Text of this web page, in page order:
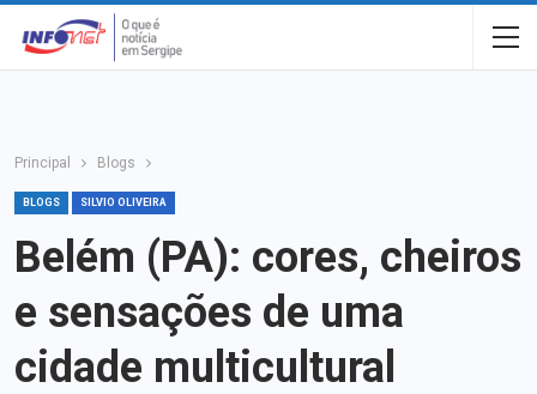
Principal Blogs
BLOGS SILVIO OLIVEIRA
Belém (PA): cores, cheiros
e sensações de uma
cidade multicultural